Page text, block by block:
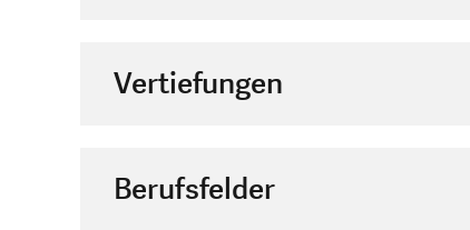
Vertiefungen
Berufsfelder